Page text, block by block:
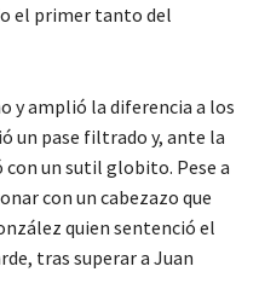
el primer tanto del
y amplió la diferencia a los
un pase filtrado y, ante la
con un sutil globito. Pese a
con un cabezazo que
quien sentenció el
tras superar a Juan